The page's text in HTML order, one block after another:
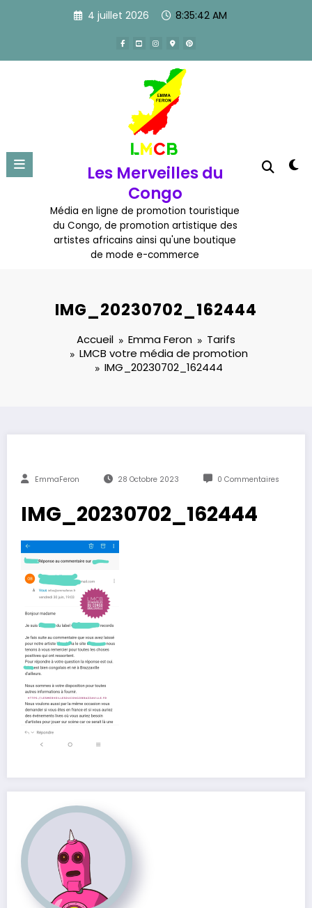
4 juillet 2026 8:35:43 AM
Les Merveilles du
Congo
Média en ligne de promotion touristique
du Congo, de promotion artistique des
artistes africains ainsi qu'une boutique
de mode e-commerce
IMG_20230702_162444
Accueil Emma Feron
Tarifs
LMCB votre média de promotion
IMG_20230702_162444
EmmaFeron 28 Octobre 2023 0 Commentaires
IMG_20230702_162444